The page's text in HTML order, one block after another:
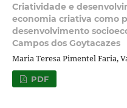
Criatividade e
economia criativa como
desenvolvimento
Campos dos Goytacazes
Maria Teresa Pimentel Faria,
PDF